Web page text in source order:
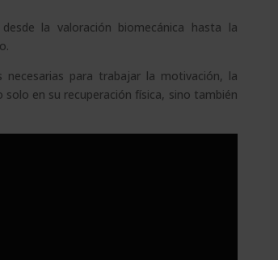
la valoración biomecánica hasta la
necesarias para trabajar la motivación, la
en su recuperación física, sino también